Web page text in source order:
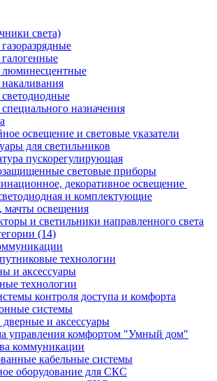
света)
назначения
освещение и световые указатели
для светильников
пускорегулирующая
световые приборы
декоративное освещение
и комплектующие
освещения
и светильники направленного света
(14)
технологии
и аксессуары
технологии
контроля доступа и комфорта
системы
и аксессуары
управления комфортом "Умный дом"
коммуникации
кабельные системы
оборудование для СКС